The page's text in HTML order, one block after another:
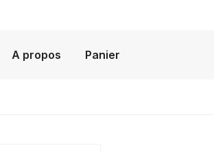
A propos Panier